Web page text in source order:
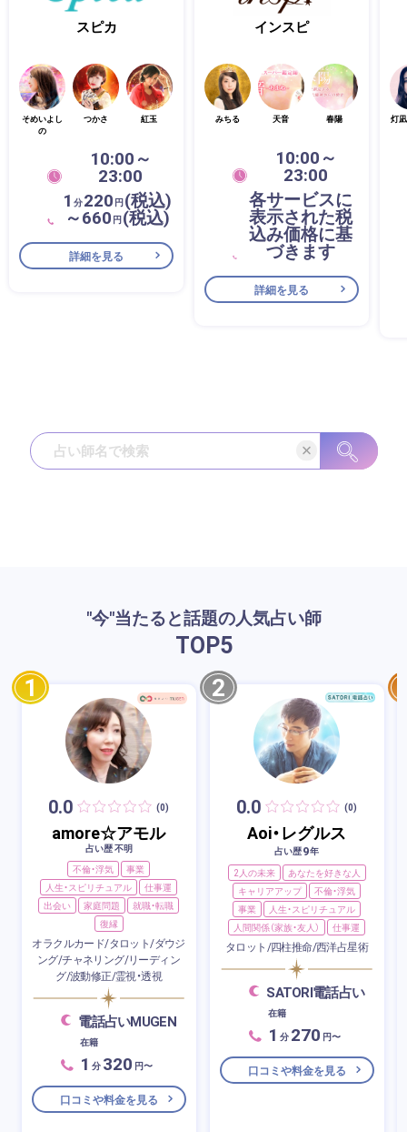
スピカ
そめいよし
の
つかさ 紅玉
10:00～
23:00
1 分220 円(税込)
～660 円(税込)
詳細を見る
インスピ
みちる 天音 春陽
10:00～
23:00
各サービスに
表示された税
込み価格に基
づきます
詳細を見る
灯
"今"当たると話題の人気占い師
TOP5
1
0.0 (0)
amore☆アモル
占い歴 不明
不倫・浮気
事業
人生・スピリチュアル
仕事運
出会い
家庭問題
就職・転職
復縁
オラクルカード/タロット/ダウジ
ング/チャネリング/リーディン
グ/波動修正/霊視・透視
電話占いMUGEN
在籍
1 分 320 円〜
口コミや料金を見る
2
0.0 (0)
Aoi・レグルス
占い歴9年
2人の未来
あなたを好きな人
キャリアアップ
不倫・浮気
事業
人生・スピリチュアル
人間関係（家族・友人）
仕事運
タロット/四柱推命/西洋占星術
SATORI電話占い
在籍
1 分 270 円〜
口コミや料金を見る